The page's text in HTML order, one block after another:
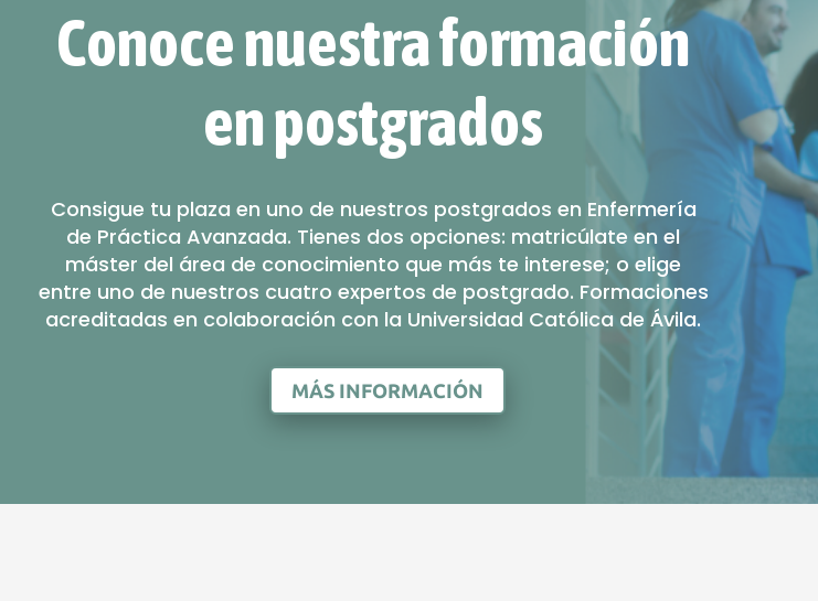
Conoce nuestra formación
en postgrados
Consigue tu plaza en uno de nuestros postgrados en Enfermería
de Práctica Avanzada. Tienes dos opciones: matricúlate en el
máster del área de conocimiento que más te interese; o elige
entre uno de nuestros cuatro expertos de postgrado. Formaciones
acreditadas en colaboración con la Universidad Católica de Ávila.
MÁS INFORMACIÓN